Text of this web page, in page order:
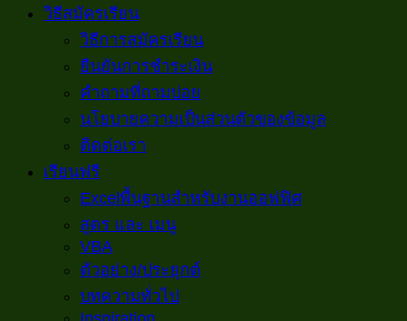
วิธีสมัครเรียน
วิธีการสมัครเรียน
ยืนยันการชำระเงิน
คำถามที่ถามบ่อย
นโยบายความเป็นส่วนตัวของข้อมูล
ติดต่อเรา
เรียนฟรี
Excelพื้นฐานสำหรับงานออฟฟิศ
สูตร และ เมนู
VBA
ตัวอย่าง/ประยุกต์
บทความทั่วไป